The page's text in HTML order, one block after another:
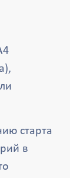
старта
в